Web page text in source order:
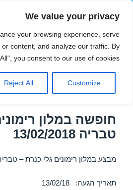
We value your privacy
your browsing experience, serve
content, and analyze our traffic. By
you consent to our use of cookies.
Customize
Reject All
הוטצימר
תגית:מלונות בצפון בפברואר
חופשה במלון
טבריה 13/02/2018
מבצע במלון רימונים גלי כנרת –
תאריך הגעה: 13/02/18